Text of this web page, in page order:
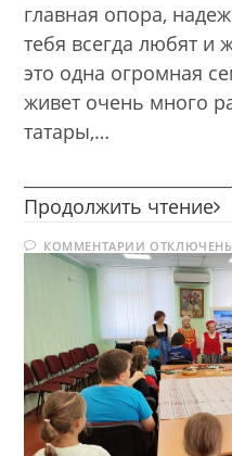
главная опора,
тебя всегда любят и
это одна огромная
живет очень много
татары,…
Продолжить чтение
КОММЕНТАРИИ К
ЗАПИСИ
ПОД
ЗОНТИКОМ
ДРУЖБЫ